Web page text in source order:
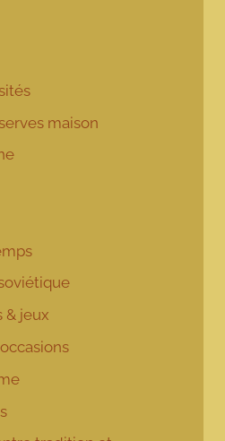
maison
& jeux